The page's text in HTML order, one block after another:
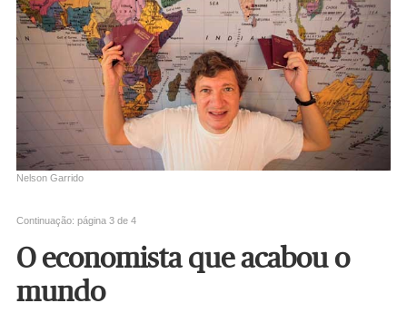
Nelson Garrido
Continuação: página 3 de 4
O economista que acabou o
mundo